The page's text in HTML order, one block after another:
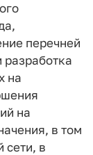
перечней
разработка
на
на
в том
сети, в